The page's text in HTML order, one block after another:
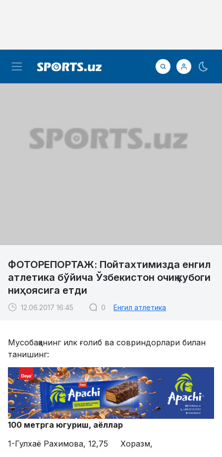
ФОТОРЕПОРТАЖ: Пойтахтимизда енгил
атлетика бўйича Ўзбекистон очиқ кубоги
ниҳоясига етди
12.06.2017 16:45 0 Енгил атлетика
Мусобақанинг илк ғолиб ва совриндорлари билан
танишинг:
100 метрга югуриш, аёллар
1-Гулхаё Рахимова, 12,75 Хоразм,